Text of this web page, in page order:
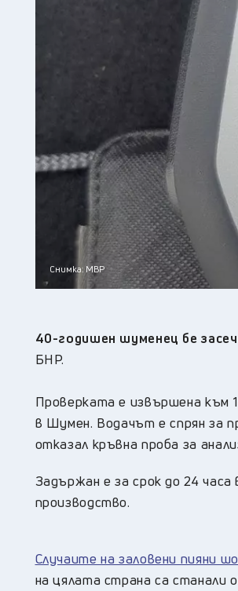
Снимка: МВР
40-годишен шуменец бе
БНР.
Проверката е извършена към
в Шумен. Водачът е спрян за
отказал кръвна проба за
Задържан е за срок до 24
производство.
Случаите на заловени пияни
на цялата страна са станали